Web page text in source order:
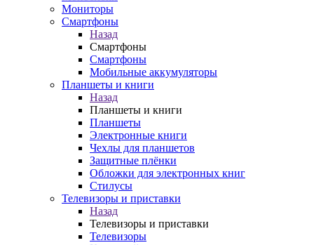
Мониторы
Смартфоны
Назад
Смартфоны
Смартфоны
Мобильные аккумуляторы
Планшеты и книги
Назад
Планшеты и книги
Планшеты
Электронные книги
Чехлы для планшетов
Защитные плёнки
Обложки для электронных книг
Стилусы
Телевизоры и приставки
Назад
Телевизоры и приставки
Телевизоры